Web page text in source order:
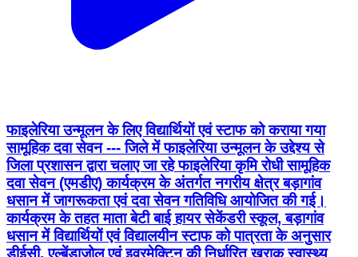
फाइलेरिया उन्मूलन के लिए विद्यार्थियों एवं स्टाफ को कराया गया
सामूहिक दवा सेवन --- जिले में फाइलेरिया उन्मूलन के उद्देश्य से
जिला प्रशासन द्वारा चलाए जा रहे फाइलेरिया कृमि रोधी सामूहिक
दवा सेवन (एमडीए) कार्यक्रम के अंतर्गत नगरीय क्षेत्र बड़ागांव
धसान में जागरूकता एवं दवा सेवन गतिविधि आयोजित की गई।
कार्यक्रम के तहत माता बेटी बाई हायर सेकेंडरी स्कूल, बड़ागांव
धसान में विद्यार्थियों एवं विद्यालयीन स्टाफ को पात्रता के अनुसार